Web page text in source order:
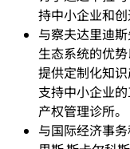
持中小企业和
与察夫达里迪
生态系统的优
提供定制化知
支持中小企业
产权管理诊所。
与国际经济事